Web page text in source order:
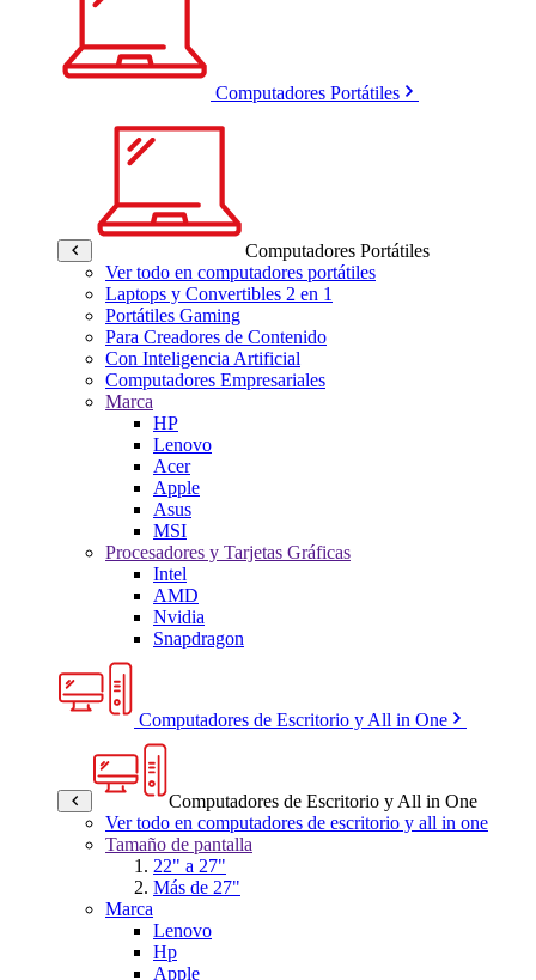
Computadores Portátiles
Computadores Portátiles
Ver todo en computadores portátiles
Laptops y Convertibles 2 en 1
Portátiles Gaming
Para Creadores de Contenido
Con Inteligencia Artificial
Computadores Empresariales
Marca
HP
Lenovo
Acer
Apple
Asus
MSI
Procesadores y Tarjetas Gráficas
Intel
AMD
Nvidia
Snapdragon
Computadores de Escritorio y All in One
Computadores de Escritorio y All in One
Ver todo en computadores de escritorio y all in one
Tamaño de pantalla
22" a 27"
Más de 27"
Marca
Lenovo
Hp
Apple